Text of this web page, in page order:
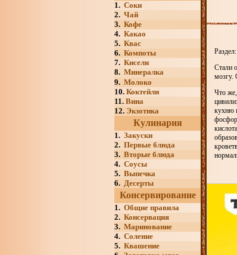
1. Соки
2. Чай
3. Кофе
4. Какао
5. Квас
6. Компоты
7. Кисели
8. Минералка
9. Молоко
10. Коктейли
11. Вина
12. Экзотика
Кулинария
1. Закуски
2. Первые блюда
3. Вторые блюда
4. Соусы
5. Выпечка
6. Десерты
Консервирование
1. Общие правила
2. Консервация
3. Маринование
4. Соление
5. Квашение
Стали
мозгу.
Что
кухню